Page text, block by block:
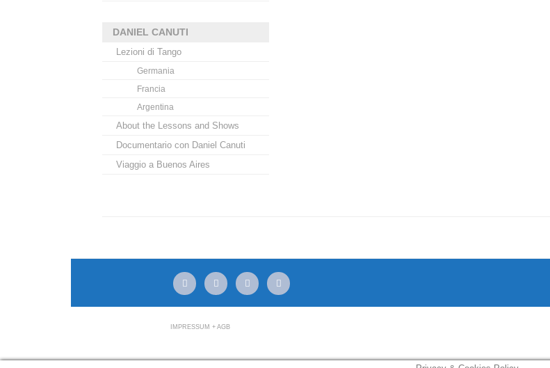
DANIEL CANUTI
Lezioni di Tango
Germania
Francia
Argentina
About the Lessons and Shows
Documentario con Daniel Canuti
Viaggio a Buenos Aires
mail facebookyoutube instagram
IMPRESSUM + AGB